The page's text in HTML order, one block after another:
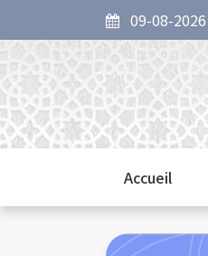
09-08-2026
Accueil